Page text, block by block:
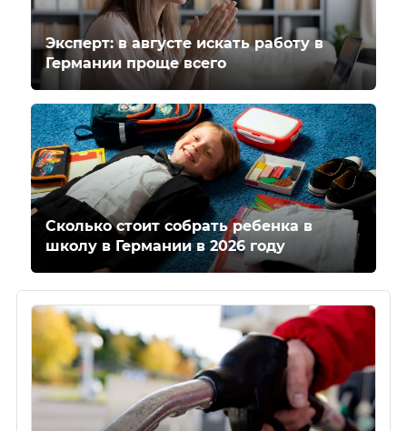
Эксперт: в августе искать работу в
Германии проще всего
Сколько стоит собрать ребенка в
школу в Германии в 2026 году